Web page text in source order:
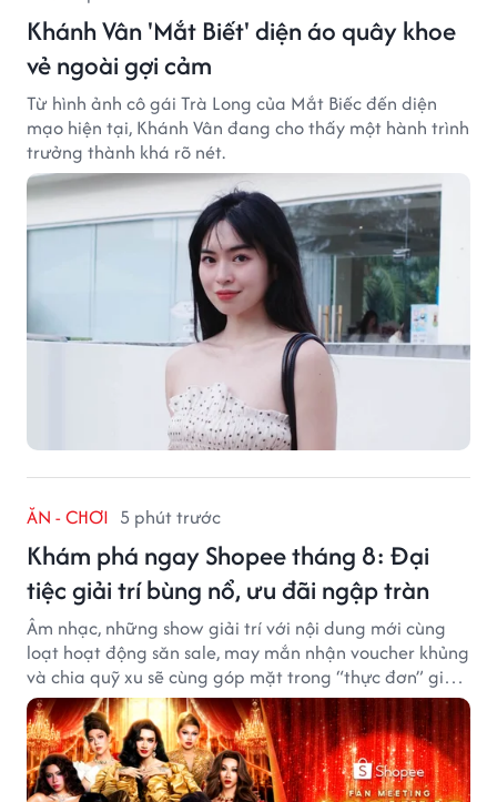
Khánh Vân 'Mắt Biết' diện áo quây khoe
vẻ ngoài gợi cảm
Từ hình ảnh cô gái Trà Long của Mắt Biếc đến diện
mạo hiện tại, Khánh Vân đang cho thấy một hành trình
trưởng thành khá rõ nét.
ĂN - CHƠI 5 phút trước
Khám phá ngay Shopee tháng 8: Đại
tiệc giải trí bùng nổ, ưu đãi ngập tràn
Âm nhạc, những show giải trí với nội dung mới cùng
loạt hoạt động săn sale, may mắn nhận voucher khủng
và chia quỹ xu sẽ cùng góp mặt trong “thực đơn” giải
trí cuối tuần trên Shopee, diễn ra liên tiếp vào ngày
7/8 và 8/8.